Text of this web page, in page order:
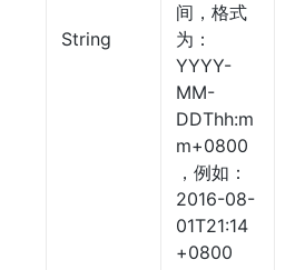
String
间，格式
为：
YYYY-
MM-
DDThh:m
m+0800
，例如：
2016-08-
01T21:14
+0800